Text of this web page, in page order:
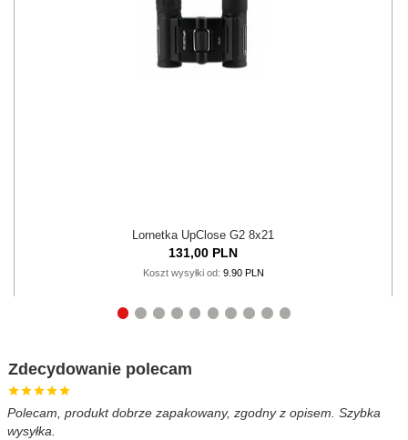
Lornetka UpClose G2 8x21
131,00 PLN
Koszt wysyłki od: 9.90 PLN
Zdecydowanie polecam
Polecam, produkt dobrze zapakowany, zgodny z opisem. Szybka
wysyłka.